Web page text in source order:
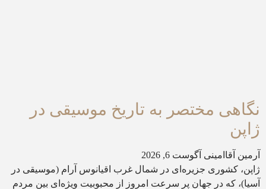
نگاهی مختصر به تاریخ موسیقی در
ژاپن
آرمین آقاامینی آگوست 6, 2026
ژاپن، کشوری جزیره‌ای در شمال غرب اقیانوس آرام (موسیقی در
آسیا)، که در جهان پر سرعت امروز از محبوبیت ویژه‌ای بین مردم